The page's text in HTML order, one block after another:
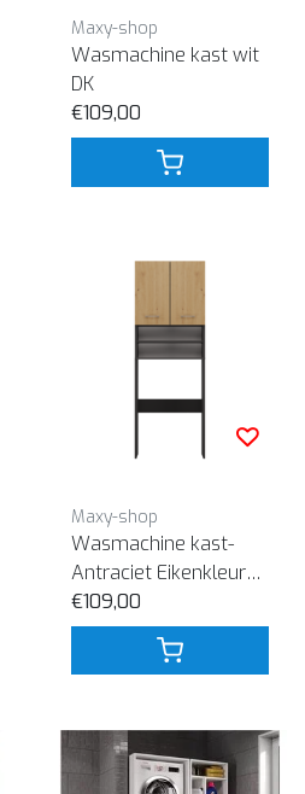
Maxy-shop
Wasmachine kast wit
DK
€109,00
Maxy-shop
Wasmachine kast-
Antraciet Eikenkleur
DK
€109,00